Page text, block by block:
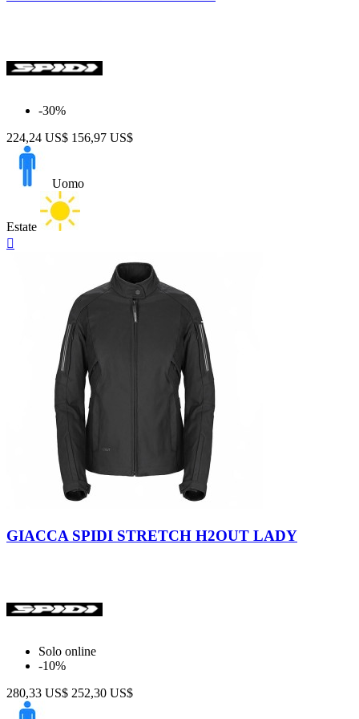
Prezzo
Visualizza i prodotti a
-30%
224,24 US$ 156,97 US$
Uomo
Estate

GIACCA SPIDI STRETCH H2OUT LADY
Solo online
-10%
280,33 US$ 252,30 US$